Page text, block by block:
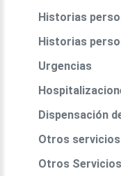
Historias
Historias
Urgencias
Dispensación
Otros servicios
Otros